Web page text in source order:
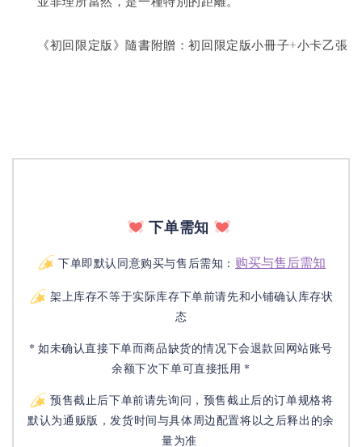
《初回限定版》隨書附贈：初回限定版小冊子+小卡乙張
下单需知
下单即默认同意购买与售后需知： 购买与售后需知
架上库存不等于实际库存下单前请先和小铺确认库存状
态
* 如未确认直接下单而商品缺货的情况下会退款回网站账号
余额下次下单可直接抵用 *
预售截止后下单前请先询问，预售截止后的订单规格将
默认为通贩版，发货时间与具体周边配置将以之后释出的余
量为准